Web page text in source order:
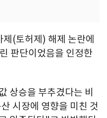
(토허제) 해제 논란에
판단이었음을 인정한
상승을 부추겼다는 비
시장에 영향을 미친 것